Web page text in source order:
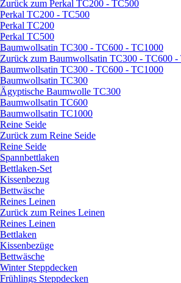
Zurück zum Perkal TC200 - TC500
Perkal TC200 - TC500
Perkal TC200
Perkal TC500
Baumwollsatin TC300 - TC600 - TC1000
Zurück zum Baumwollsatin TC300 - TC600 -
Baumwollsatin TC300 - TC600 - TC1000
Baumwollsatin TC300
Ägyptische Baumwolle TC300
Baumwollsatin TC600
Baumwollsatin TC1000
Reine Seide
Zurück zum Reine Seide
Reine Seide
Spannbettlaken
Bettlaken-Set
Kissenbezug
Bettwäsche
Reines Leinen
Zurück zum Reines Leinen
Reines Leinen
Bettlaken
Kissenbezüge
Bettwäsche
Winter Steppdecken
Frühlings Steppdecken